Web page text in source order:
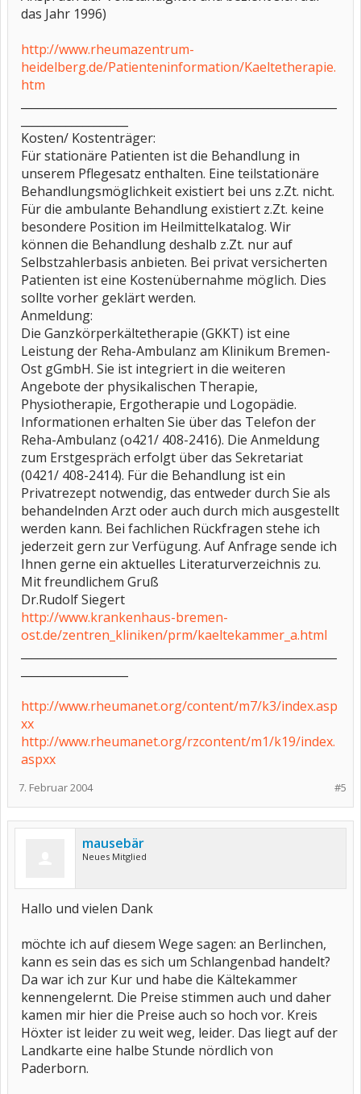
das Jahr 1996)
http://www.rheumazentrum-
heidelberg.de/Patienteninformation/Kaeltetherapie.
htm
Kosten/ Kostenträger:
Für stationäre Patienten ist die Behandlung in
unserem Pflegesatz enthalten. Eine teilstationäre
Behandlungsmöglichkeit existiert bei uns z.Zt. nicht.
Für die ambulante Behandlung existiert z.Zt. keine
besondere Position im Heilmittelkatalog. Wir
können die Behandlung deshalb z.Zt. nur auf
Selbstzahlerbasis anbieten. Bei privat versicherten
Patienten ist eine Kostenübernahme möglich. Dies
sollte vorher geklärt werden.
Anmeldung:
Die Ganzkörperkältetherapie (GKKT) ist eine
Leistung der Reha-Ambulanz am Klinikum Bremen-
Ost gGmbH. Sie ist integriert in die weiteren
Angebote der physikalischen Therapie,
Physiotherapie, Ergotherapie und Logopädie.
Informationen erhalten Sie über das Telefon der
Reha-Ambulanz (o421/ 408-2416). Die Anmeldung
zum Erstgespräch erfolgt über das Sekretariat
(0421/ 408-2414). Für die Behandlung ist ein
Privatrezept notwendig, das entweder durch Sie als
behandelnden Arzt oder auch durch mich ausgestellt
werden kann. Bei fachlichen Rückfragen stehe ich
jederzeit gern zur Verfügung. Auf Anfrage sende ich
Ihnen gerne ein aktuelles Literaturverzeichnis zu.
Mit freundlichem Gruß
Dr.Rudolf Siegert
http://www.krankenhaus-bremen-
ost.de/zentren_kliniken/prm/kaeltekammer_a.html
http://www.rheumanet.org/content/m7/k3/index.asp
xx
http://www.rheumanet.org/rzcontent/m1/k19/index.
aspxx
#5
7. Februar 2004
mausebär
Neues Mitglied
Hallo und vielen Dank
möchte ich auf diesem Wege sagen: an Berlinchen,
kann es sein das es sich um Schlangenbad handelt?
Da war ich zur Kur und habe die Kältekammer
kennengelernt. Die Preise stimmen auch und daher
kamen mir hier die Preise auch so hoch vor. Kreis
Höxter ist leider zu weit weg, leider. Das liegt auf der
Landkarte eine halbe Stunde nördlich von
Paderborn.